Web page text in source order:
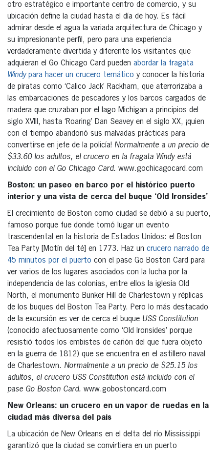
otro estratégico e importante centro de comercio, y su
ubicación define la ciudad hasta el día de hoy. Es fácil
admirar desde el agua la variada arquitectura de Chicago y
su impresionante perfil, pero para una experiencia
verdaderamente divertida y diferente los visitantes que
adquieran el Go Chicago Card pueden abordar la fragata
Windypara hacer un crucero temático y conocer la historia
de piratas como ‘Calico Jack’ Rackham, que aterrorizaba a
las embarcaciones de pescadores y los barcos cargados de
madera que cruzaban por el lago Michigan a principios del
siglo XVIII, hasta ‘Roaring’ Dan Seavey en el siglo XX, ¡quien
con el tiempo abandonó sus malvadas prácticas para
convertirse en jefe de la policía! Normalmente a un precio de
$33.60 los adultos, el crucero en la fragata Windy está
incluido con el Go Chicago Card. www.gochicagocard.com
Boston: un paseo en barco por el histórico puerto
interior y una vista de cerca del buque ‘Old Ironsides’
El crecimiento de Boston como ciudad se debió a su puerto,
famoso porque fue donde tomó lugar un evento
trascendental en la historia de Estados Unidos: el Boston
Tea Party [Motín del té] en 1773. Haz un crucero narrado de
45 minutos por el puerto con el pase Go Boston Card para
ver varios de los lugares asociados con la lucha por la
independencia de las colonias, entre ellos la iglesia Old
North, el monumento Bunker Hill de Charlestown y réplicas
de los buques del Boston Tea Party. Pero lo más destacado
de la excursión es ver de cerca el buque USS Constitution
(conocido afectuosamente como ‘Old Ironsides’ porque
resistió todos los embistes de cañón del que fuera objeto
en la guerra de 1812) que se encuentra en el astillero naval
de Charlestown. Normalmente a un precio de $25.15 los
adultos, el crucero USS Constitution está incluido con el
pase Go Boston Card. www.gobostoncard.com
New Orleans: un crucero en un vapor de ruedas en la
ciudad más diversa del país
La ubicación de New Orleans en el delta del río Mississippi
garantizó que la ciudad se convirtiera en un puerto